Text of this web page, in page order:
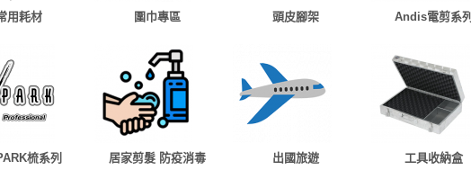
用耗材 圍巾專區 頭皮腳架 Andis電剪系列
梳系列 居家剪髮 防疫消毒 出國旅遊 工具收納盒